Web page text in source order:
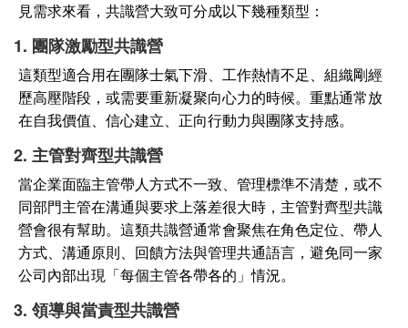
見需求來看，共識營大致可分成以下幾種類型：
1. 團隊激勵型共識營
這類型適合用在團隊士氣下滑、工作熱情不足、組織剛經
歷高壓階段，或需要重新凝聚向心力的時候。重點通常放
在自我價值、信心建立、正向行動力與團隊支持感。
2. 主管對齊型共識營
當企業面臨主管帶人方式不一致、管理標準不清楚，或不
同部門主管在溝通與要求上落差很大時，主管對齊型共識
營會很有幫助。這類共識營通常會聚焦在角色定位、帶人
方式、溝通原則、回饋方法與管理共通語言，避免同一家
公司內部出現「每個主管各帶各的」情況。
3. 領導與當責型共識營